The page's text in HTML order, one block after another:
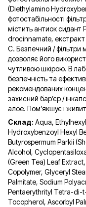
(Diethylamino
фотостабільності
містить антиок
drocinnamate, екстракт
С. Безпечний / фільтри
дозволяє його
чутливою шкірою. В
безпечність та
рекомендованих
захисний бар’єр /
алое. Пом’якшує і
Склад: Aqua,
Hydroxybenzoyl Hexyl
Butyrospermum Parkii
Alcohol,
(Green Tea) Leaf
Copolymer, Glyceryl
Palmitate, Sodium
Pentaerythrityl Tetra-di-
Tocopherol, Ascorbyl